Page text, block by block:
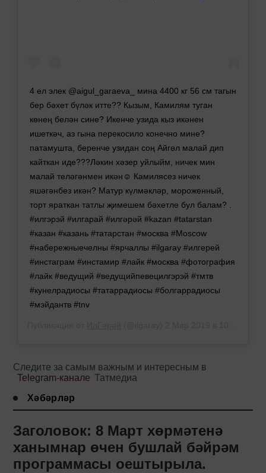
4 ел элек @aigul_garaeva_ мина 4400 кг 56 см тагын
бер бәхет бүләк итте?? Кызым, Камилям туган
көнең белән сине? Икенче узида кыз икәнен
ишеткәч, аз гына перекосило конечно мине?
патамушта, беренче узидан соң Айгөл малай дип
кайткан иде???Ләкин хәзер уйлыйм, ничек мин
малай теләгәнмен икән☺ Камилясез ничек
яшәгәнбез икән? Матур күлмәкләр, мороженный,
торт яраткан татлы җимешем бәхетле бул балам? .
#илгэрэй #илгарай #илгәрәй #kazan #tatarstan
#казан #казань #татарстан #москва #Moscow
#набережныечелны #ярчаллы #ilgaray #илгерей
#инстаграм #инстамир #лайк #москва #фотография
#лайк #ведущий #ведущийпевецилгэрэй #тмтв
#кунелрадиосы #татаррадиосы #болгаррадиосы
#мэйдантв #tnv
Следите за самым важным и интересным в
Telegram-канале Татмедиа
Хәбәрләр
Заголовок: 8 Март хөрмәтенә
ханымнар өчен бушлай бәйрәм
программасы оештырыла.